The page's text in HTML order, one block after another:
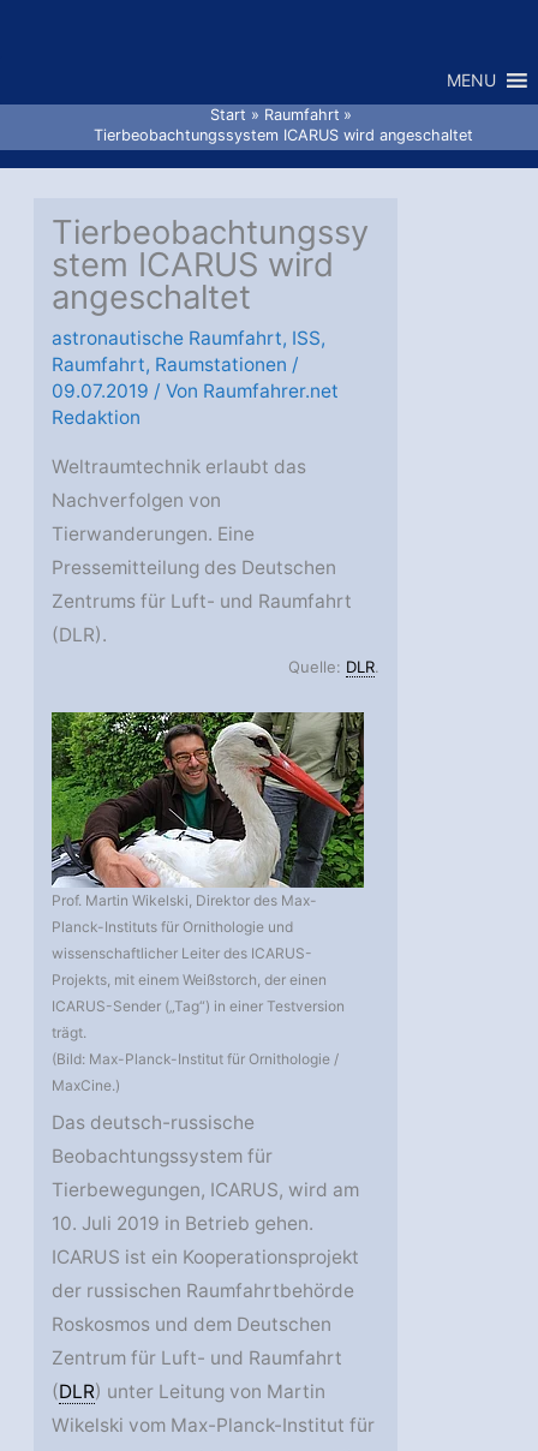
MENU
Start
Raumfahrt
Tierbeobachtungssystem ICARUS wird angeschaltet
Tierbeobachtungssy
stem ICARUS wird
angeschaltet
astronautische Raumfahrt, ISS,
Raumfahrt, Raumstationen /
09.07.2019 / Von Raumfahrer.net
Redaktion
Weltraumtechnik erlaubt das
Nachverfolgen von
Tierwanderungen. Eine
Pressemitteilung des Deutschen
Zentrums für Luft- und Raumfahrt
(DLR).
Quelle: DLR.
Prof. Martin Wikelski, Direktor des Max-
Planck-Instituts für Ornithologie und
wissenschaftlicher Leiter des ICARUS-
Projekts, mit einem Weißstorch, der einen
ICARUS-Sender („Tag“) in einer Testversion
trägt.
(Bild: Max-Planck-Institut für Ornithologie /
MaxCine.)
Das deutsch-russische
Beobachtungssystem für
Tierbewegungen, ICARUS, wird am
10. Juli 2019 in Betrieb gehen.
ICARUS ist ein Kooperationsprojekt
der russischen Raumfahrtbehörde
Roskosmos und dem Deutschen
Zentrum für Luft- und Raumfahrt
(DLR) unter Leitung von Martin
Wikelski vom Max-Planck-Institut für